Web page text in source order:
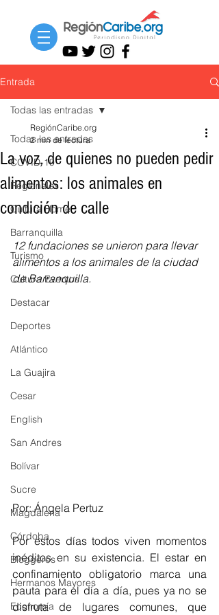
Entrada
Todas las entradas
COVID-19
Regionales
Cultura Home
Barranquilla
Turismo
Cultura Eventos
Destacar
Deportes
Atlántico
La Guajira
Cesar
English
San Andres
Bolívar
Sucre
Magdalena
Córdoba
Bloggeros
Hermanos Mayores
Economía
Todas las entradas
La voz, de quienes no pueden pedir
alimentos: los animales en
condición de calle
RegiónCaribe.org
2 min de lectura
12 fundaciones se unieron para llevar
alimentos a los animales de la ciudad
de Barranquilla.
Por: Ángela Pertuz
Por estos días todos viven momentos
inéditos en su existencia. El estar en
confinamiento obligatorio marca una
pauta para el día a día, pues ya no se
disfruta de lugares comunes, que